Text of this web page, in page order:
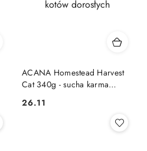
ACANA Homestead Harvest
Cat 340g - sucha karma
dorosłych
Cena:
26.11